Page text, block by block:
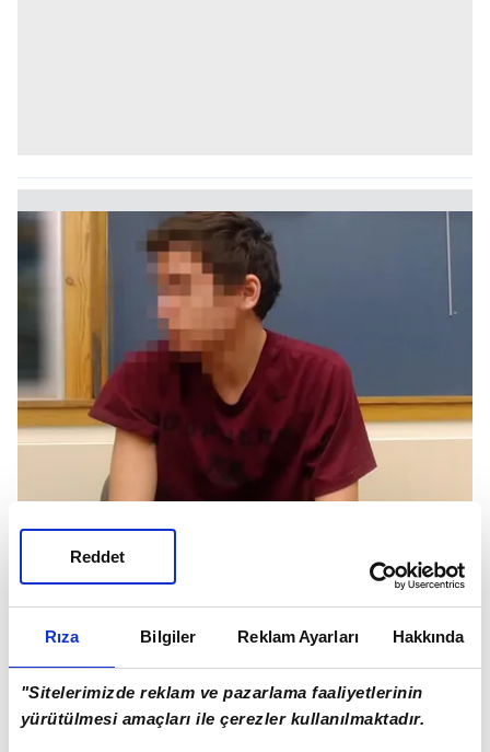
Rıza Bilgiler Reklam Ayarları Hakkında
"Sitelerimizde reklam ve pazarlama faaliyetlerinin
yürütülmesi amaçları ile çerezler kullanılmaktadır.
Reddet
Bunlar Noah'ın kehanetlerinden en yeni
olanlarıydı. Noah'ın iddiaları sadece bununla sınırlı